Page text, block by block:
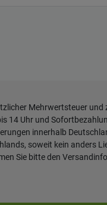
Mehrwertsteuer und
14 Uhr und
innerhalb
soweit kein anders
Sie bitte den